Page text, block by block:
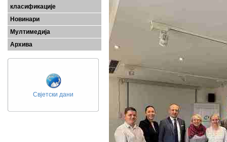
класификације
Новинари
Мултимедија
Архива
Свјетски дани